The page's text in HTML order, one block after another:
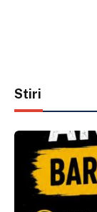
Stiri